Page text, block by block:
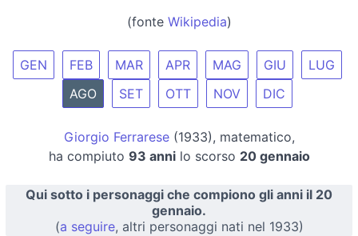
(fonte Wikipedia)
GEN FEB MAR APR MAG GIU
LUG
AGO
SET OTT NOV DIC
Giorgio Ferrarese(1933), matematico,
ha compiuto 93 annilo scorso 20 gennaio
Qui sotto i personaggi che compiono gli anni il 20
gennaio.
(a seguire, altri personaggi nati nel 1933)